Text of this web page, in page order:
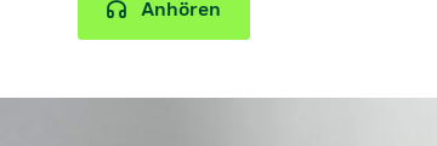
Anhören